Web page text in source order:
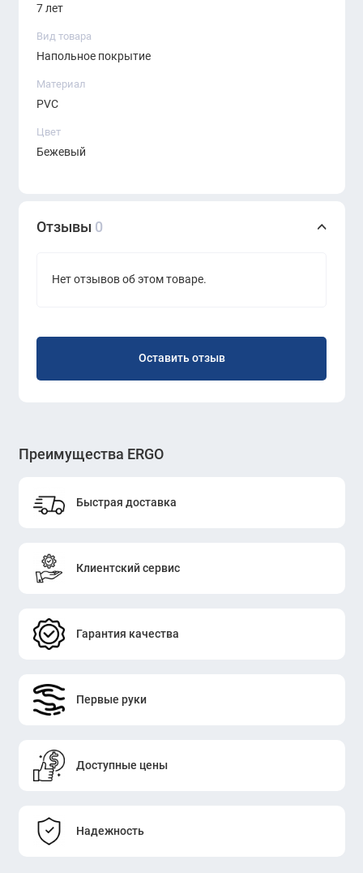
7 лет
Вид товара
Напольное покрытие
Материал
PVC
Цвет
Бежевый
Отзывы 0
Нет отзывов об этом товаре.
Оставить отзыв
Преимущества ERGO
Быстрая доставка
Клиентский сервис
Гарантия качества
Первые руки
Доступные цены
Надежность